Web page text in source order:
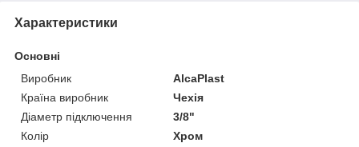
Характеристики
Основні
Виробник
AlcaPlast
Країна виробник
Чехія
Діаметр підключення
3/8"
Колір
Хром